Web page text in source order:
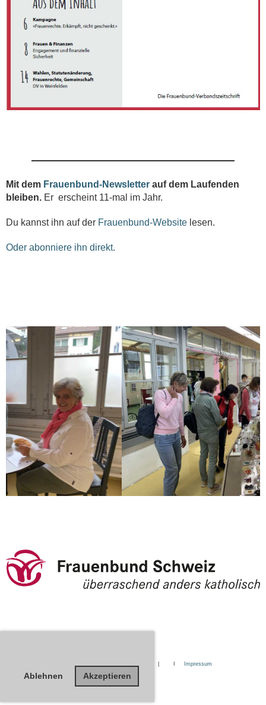
Ablehnen Akzeptieren
Mit dem Frauenbund-Newsletter auf dem Laufenden
bleiben. Er erscheint 11-mal im Jahr.
Du kannst ihn auf der Frauenbund-Website lesen.
Oder abonniere ihn direkt.
Impressum